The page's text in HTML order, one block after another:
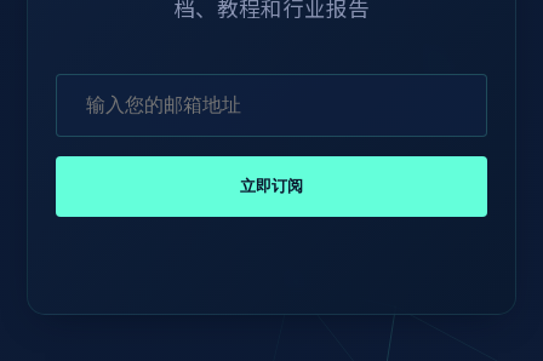
档、教程和行业报告
立即订阅